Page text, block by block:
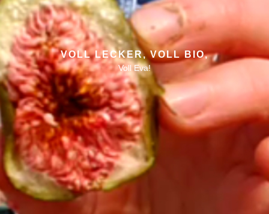
VOLL LECKER, VOLL BIO,
Voll Eva!